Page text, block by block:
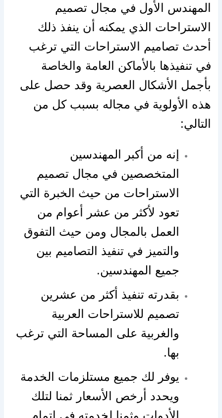
المهندس الأول في مجال تصميم
الاستراحات الذي يمكنه أن ينفذ ذلك
أحدث تصاميم الاستراحات التي ترغب
في تنفيذها بالأماكن العامة والخاصة
بأجمل الأشكال العصرية وقد حصل على
هذه الأولوية في مجاله بسبب كل من
التالي:
إنه من أكبر المهندسين
المتخصصين في مجال تصميم
الاستراحات من حيث الخبرة التي
تعود لأكثر من عشر أعوام من
العمل بالمجال ومن حيث التفوق
والتميز في تنفيذ التصاميم بين
جميع المهندسين.
بقدرته تنفيذ أكثر من عشرين
تصميم للاستراحات العربية
والغربية على المساحة التي ترغب
بها.
يوفر لك جميع مستلزمات الخدمة
ويحدد أرخص الأسعار ثمنا لتلك
الأدوات وثمنا لخدمته في إتمام